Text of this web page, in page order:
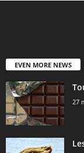
EVEN MORE NEWS
27